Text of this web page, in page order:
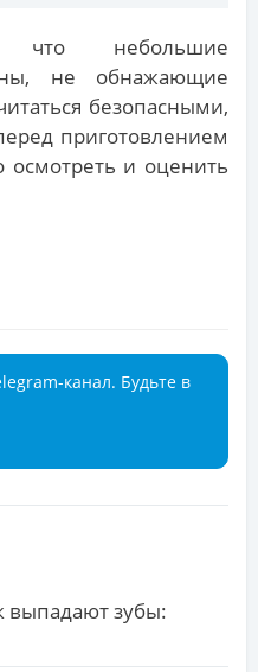
что небольшие
не обнажающие
безопасными,
приготовлением
осмотреть и оценить
канал. Будьте в
выпадают зубы: